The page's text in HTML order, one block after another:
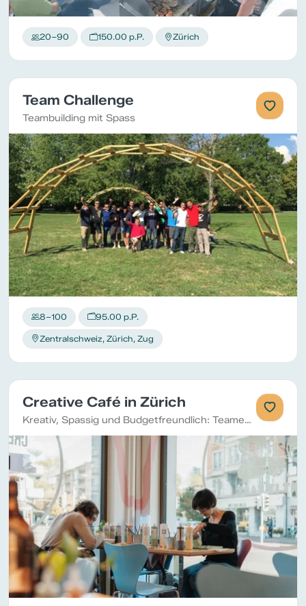
20–90 150.00 p.P. Zürich
Team Challenge
Teambuilding mit Spass
8–100 95.00 p.P.
Zentralschweiz, Zürich, Zug
Creative Café in Zürich
Kreativ, Spassig und Budgetfreundlich: Teamevents im Creative Café